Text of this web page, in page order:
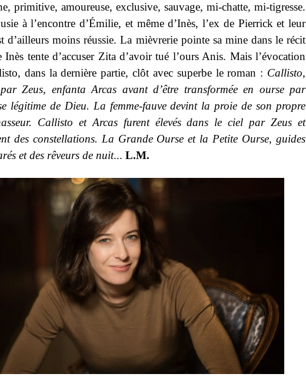
primitive, amoureuse, exclusive, sauvage, mi-chatte, mi-tigresse.
à l’encontre d’Émilie, et même d’Inès, l’ex de Pierrick et leur
d’ailleurs moins réussie. La mièvrerie pointe sa mine dans le récit
Inès tente d’accuser Zita d’avoir tué l’ours Anis. Mais l’évocation
dans la dernière partie, clôt avec superbe le roman : Callisto,
Zeus, enfanta Arcas avant d’être transformée en ourse par
légitime de Dieu. La femme-fauve devint la proie de son propre
Callisto et Arcas furent élevés dans le ciel par Zeus et
des constellations. La Grande Ourse et la Petite Ourse, guides
et des rêveurs de nuit... L.M.